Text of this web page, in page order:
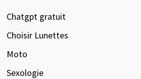
Chatgpt gratuit
Choisir Lunettes
Moto
Sexologie